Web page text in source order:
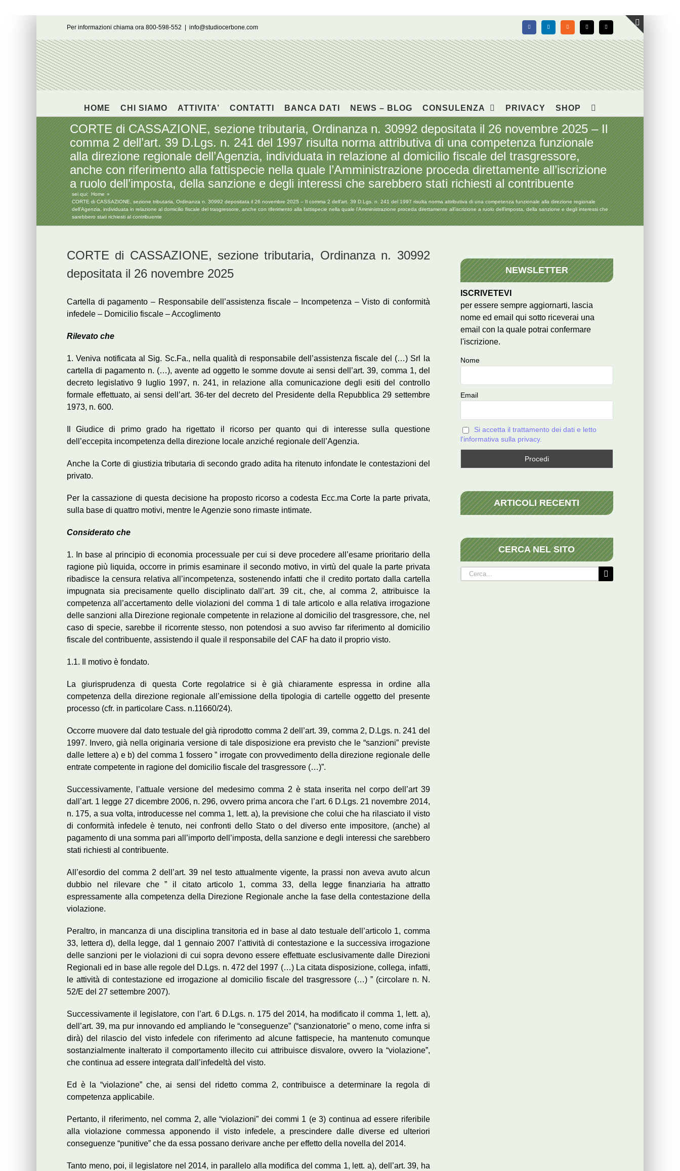
Per informazioni chiama ora 800-598-552 info@studiocerbone.com FacebookLinkedIn Rss X Email
HOME CHI SIAMO ATTIVITA’ CONTATTI BANCA DATI NEWS – BLOG CONSULENZA PRIVACY SHOP
CORTE di CASSAZIONE, sezione tributaria, Ordinanza n. 30992 depositata il 26 novembre 2025 – Il
comma 2 dell’art. 39 D.Lgs. n. 241 del 1997 risulta norma attributiva di una competenza funzionale
alla direzione regionale dell’Agenzia, individuata in relazione al domicilio fiscale del trasgressore,
anche con riferimento alla fattispecie nella quale l’Amministrazione proceda direttamente all’iscrizione
a ruolo dell’imposta, della sanzione e degli interessi che sarebbero stati richiesti al contribuente
sei qui: Home
CORTE di CASSAZIONE, sezione tributaria, Ordinanza n. 30992 depositata il 26 novembre 2025 – Il comma 2 dell’art. 39 D.Lgs. n. 241 del 1997 risulta norma attributiva di una competenza funzionale alla direzione regionale
dell’Agenzia, individuata in relazione al domicilio fiscale del trasgressore, anche con riferimento alla fattispecie nella quale l’Amministrazione proceda direttamente all’iscrizione a ruolo dell’imposta, della sanzione e degli interessi che
sarebbero stati richiesti al contribuente
CORTE di CASSAZIONE, sezione tributaria, Ordinanza n. 30992
depositata il 26 novembre 2025
Cartella di pagamento – Responsabile dell’assistenza fiscale – Incompetenza – Visto di conformità
infedele – Domicilio fiscale – Accoglimento
Rilevato che
1. Veniva notificata al Sig. Sc.Fa., nella qualità di responsabile dell’assistenza fiscale del (…) Srl la
cartella di pagamento n. (…), avente ad oggetto le somme dovute ai sensi dell’art. 39, comma 1, del
decreto legislativo 9 luglio 1997, n. 241, in relazione alla comunicazione degli esiti del controllo
formale effettuato, ai sensi dell’art. 36-ter del decreto del Presidente della Repubblica 29 settembre
1973, n. 600.
Il Giudice di primo grado ha rigettato il ricorso per quanto qui di interesse sulla questione
dell’eccepita incompetenza della direzione locale anziché regionale dell’Agenzia.
Anche la Corte di giustizia tributaria di secondo grado adita ha ritenuto infondate le contestazioni del
privato.
Per la cassazione di questa decisione ha proposto ricorso a codesta Ecc.ma Corte la parte privata,
sulla base di quattro motivi, mentre le Agenzie sono rimaste intimate.
Considerato che
1. In base al principio di economia processuale per cui si deve procedere all’esame prioritario della
ragione più liquida, occorre in primis esaminare il secondo motivo, in virtù del quale la parte privata
ribadisce la censura relativa all’incompetenza, sostenendo infatti che il credito portato dalla cartella
impugnata sia precisamente quello disciplinato dall’art. 39 cit., che, al comma 2, attribuisce la
competenza all’accertamento delle violazioni del comma 1 di tale articolo e alla relativa irrogazione
delle sanzioni alla Direzione regionale competente in relazione al domicilio del trasgressore, che, nel
caso di specie, sarebbe il ricorrente stesso, non potendosi a suo avviso far riferimento al domicilio
fiscale del contribuente, assistendo il quale il responsabile del CAF ha dato il proprio visto.
1.1. Il motivo è fondato.
La giurisprudenza di questa Corte regolatrice si è già chiaramente espressa in ordine alla
competenza della direzione regionale all’emissione della tipologia di cartelle oggetto del presente
processo (cfr. in particolare Cass. n.11660/24).
Occorre muovere dal dato testuale del già riprodotto comma 2 dell’art. 39, comma 2, D.Lgs. n. 241 del
1997. Invero, già nella originaria versione di tale disposizione era previsto che le “sanzioni” previste
dalle lettere a) e b) del comma 1 fossero ” irrogate con provvedimento della direzione regionale delle
entrate competente in ragione del domicilio fiscale del trasgressore (…)”.
Successivamente, l’attuale versione del medesimo comma 2 è stata inserita nel corpo dell’art 39
dall’art. 1 legge 27 dicembre 2006, n. 296, ovvero prima ancora che l’art. 6 D.Lgs. 21 novembre 2014,
n. 175, a sua volta, introducesse nel comma 1, lett. a), la previsione che colui che ha rilasciato il visto
di conformità infedele è tenuto, nei confronti dello Stato o del diverso ente impositore, (anche) al
pagamento di una somma pari all’importo dell’imposta, della sanzione e degli interessi che sarebbero
stati richiesti al contribuente.
All’esordio del comma 2 dell’art. 39 nel testo attualmente vigente, la prassi non aveva avuto alcun
dubbio nel rilevare che ” il citato articolo 1, comma 33, della legge finanziaria ha attratto
espressamente alla competenza della Direzione Regionale anche la fase della contestazione della
violazione.
Peraltro, in mancanza di una disciplina transitoria ed in base al dato testuale dell’articolo 1, comma
33, lettera d), della legge, dal 1 gennaio 2007 l’attività di contestazione e la successiva irrogazione
delle sanzioni per le violazioni di cui sopra devono essere effettuate esclusivamente dalle Direzioni
Regionali ed in base alle regole del D.Lgs. n. 472 del 1997 (…) La citata disposizione, collega, infatti,
le attività di contestazione ed irrogazione al domicilio fiscale del trasgressore (…) ” (circolare n. N.
52/E del 27 settembre 2007).
Successivamente il legislatore, con l’art. 6 D.Lgs. n. 175 del 2014, ha modificato il comma 1, lett. a),
dell’art. 39, ma pur innovando ed ampliando le “conseguenze” (“sanzionatorie” o meno, come infra si
dirà) del rilascio del visto infedele con riferimento ad alcune fattispecie, ha mantenuto comunque
sostanzialmente inalterato il comportamento illecito cui attribuisce disvalore, ovvero la “violazione”,
che continua ad essere integrata dall’infedeltà del visto.
Ed è la “violazione” che, ai sensi del ridetto comma 2, contribuisce a determinare la regola di
competenza applicabile.
Pertanto, il riferimento, nel comma 2, alle “violazioni” dei commi 1 (e 3) continua ad essere riferibile
alla violazione commessa apponendo il visto infedele, a prescindere dalle diverse ed ulteriori
conseguenze “punitive” che da essa possano derivare anche per effetto della novella del 2014.
Tanto meno, poi, il legislatore nel 2014, in parallelo alla modifica del comma 1, lett. a), dell’art. 39, ha
NEWSLETTER
ISCRIVETEVI
per essere sempre aggiornarti, lascia
nome ed email qui sotto riceverai una
email con la quale potrai confermare
l'iscrizione.
Nome
Email
Si accetta il trattamento dei dati e letto
l'informativa sulla privacy.
ARTICOLI RECENTI
CERCA NEL SITO
Cerca
per:
Toggle
area
barra
scorrevole